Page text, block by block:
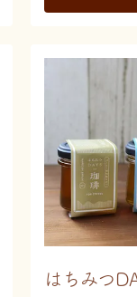
はちみつ